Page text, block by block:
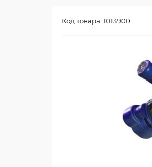
Код товара: 1013900